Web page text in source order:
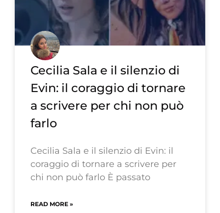
Cecilia Sala e il silenzio di
Evin: il coraggio di tornare
a scrivere per chi non può
farlo
Cecilia Sala e il silenzio di Evin: il
coraggio di tornare a scrivere per
chi non può farlo È passato
READ MORE »